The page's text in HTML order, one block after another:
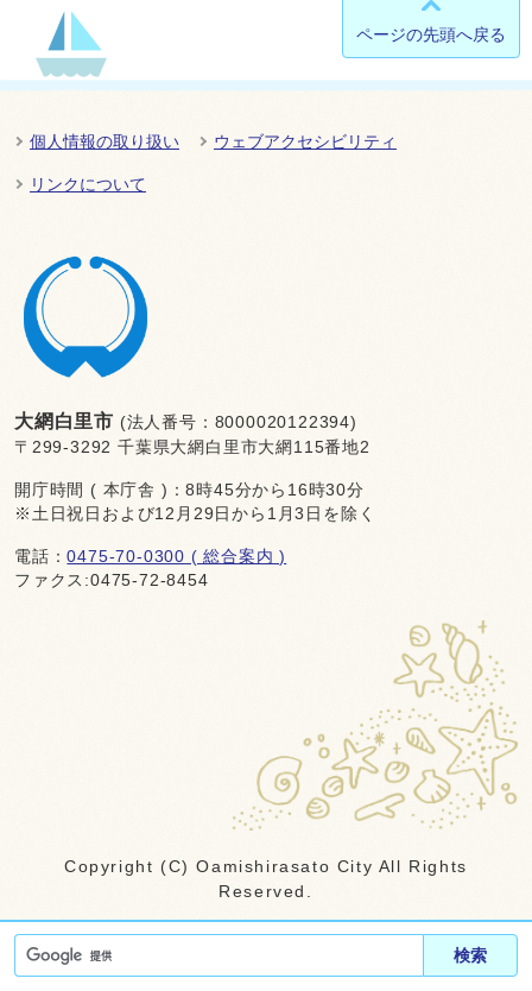
検索
ページの先頭へ戻る
個人情報の取り扱い ウェブアクセシビリティ
リンクについて
大網白里市 (法人番号：8000020122394)
〒299-3292 千葉県大網白里市大網115番地2
開庁時間 ( 本庁舎 )：8時45分から16時30分
※土日祝日および12月29日から1月3日を除く
電話：0475-70-0300 ( 総合案内 )
ファクス:0475-72-8454
Copyright (C) Oamishirasato City All Rights
Reserved.